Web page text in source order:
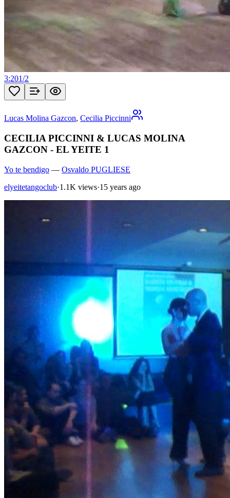
3:201/2
Lucas Molina Gazcon, Cecilia Piccinni
CECILIA PICCINNI & LUCAS MOLINA
GAZCON - EL YEITE 1
Yo te bendigo — Osvaldo PUGLIESE
elyeitetangoclub·1.1K views·15 years ago